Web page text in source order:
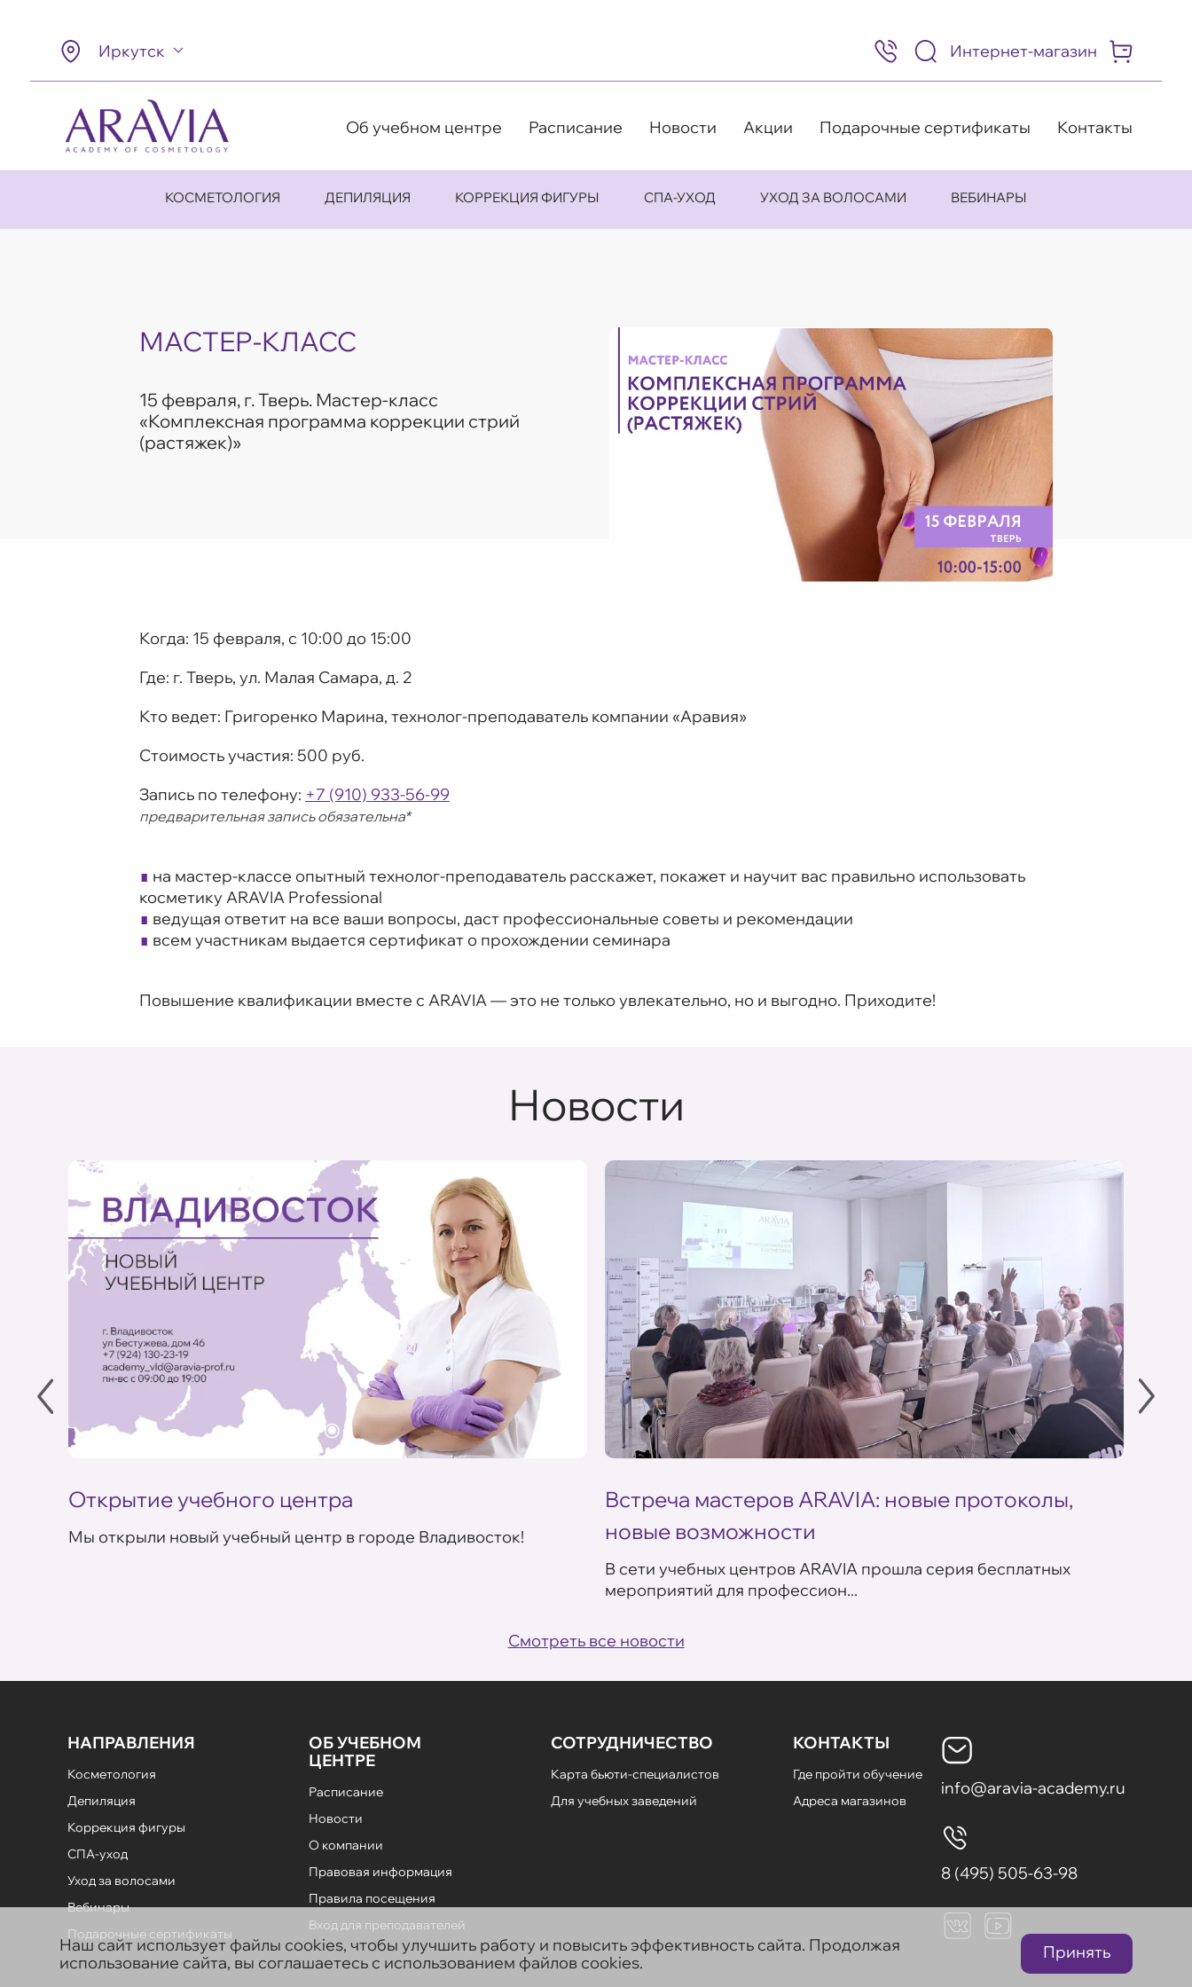
Иркутск
8
(495)
505-
98
Интернет-магазин
Об учебном центре Расписание Новости Акции Подарочные сертификаты Контакты
КОСМЕТОЛОГИЯ ДЕПИЛЯЦИЯ КОРРЕКЦИЯ ФИГУРЫ СПА-УХОД УХОД ЗА ВОЛОСАМИ ВЕБИНАРЫ
МАСТЕР-КЛАСС
15 февраля, г. Тверь. Мастер-класс
«Комплексная программа коррекции стрий
(растяжек)»
Когда: 15 февраля, c 10:00 до 15:00
Где: г. Тверь, ул. Малая Самара, д. 2
Кто ведет: Григоренко Марина, технолог-преподаватель компании «Аравия»
Стоимость участия: 500 руб.
Запись по телефону: +7 (910) 933-56-99
предварительная запись обязательна*
∎ на мастер-классе опытный технолог-преподаватель расскажет, покажет и научит вас правильно использовать
косметику ARAVIA Professional
∎ ведущая ответит на все ваши вопросы, даст профессиональные советы и рекомендации
∎ всем участникам выдается сертификат о прохождении семинара
Повышение квалификации вместе с ARAVIA — это не только увлекательно, но и выгодно. Приходите!
Новости
Открытие учебного центра
Мы открыли новый учебный центр в городе Владивосток!
Встреча мастеров ARAVIA: новые протоколы,
новые возможности
В сети учебных центров ARAVIA прошла серия бесплатных
мероприятий для профессион...
Смотреть все новости
НАПРАВЛЕНИЯ
Косметология
Депиляция
Коррекция фигуры
СПА-уход
Уход за волосами
Вебинары
Подарочные сертификаты
ОБ УЧЕБНОМ
ЦЕНТРЕ
Расписание
Новости
О компании
Правовая информация
Правила посещения
Вход для преподавателей
СОТРУДНИЧЕСТВО
Карта бьюти-специалистов
Для учебных заведений
КОНТАКТЫ
Где пройти обучение
Адреса магазинов
info@aravia-academy.ru
8 (495) 505-63-98
Наш сайт использует файлы cookies, чтобы улучшить работу и повысить эффективность сайта. Продолжая
использование сайта, вы соглашаетесь с использованием файлов cookies.
Принять